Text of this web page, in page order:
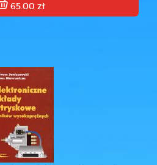
65.00 zł